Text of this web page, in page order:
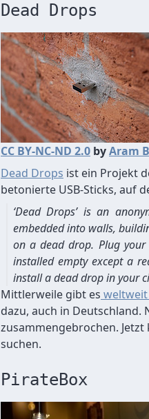
Dead Drops
CC BY-NC-ND 2.0 byAram
Dead Drops ist ein Projekt
betonierte USB-Sticks, auf
‘Dead Drops’ is an
embedded into walls,
on a dead drop. Plug
installed empty except a
install a dead drop in your
Mittlerweile gibt es weltweit
dazu, auch in Deutschland.
zusammengebrochen.
suchen.
PirateBox